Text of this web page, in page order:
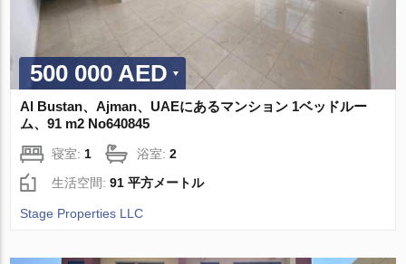
500 000 AED
Al Bustan、Ajman、UAEにあるマンション 1ベッドルー
ム、91 m2 No640845
寝室: 1 浴室:2
生活空間:91 平方メートル
Stage Properties LLC